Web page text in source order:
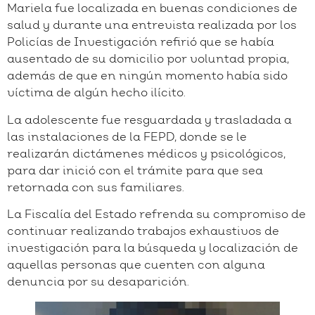
Mariela fue localizada en buenas condiciones de
salud y durante una entrevista realizada por los
Policías de Investigación refirió que se había
ausentado de su domicilio por voluntad propia,
además de que en ningún momento había sido
víctima de algún hecho ilícito.
La adolescente fue resguardada y trasladada a
las instalaciones de la FEPD, donde se le
realizarán dictámenes médicos y psicológicos,
para dar inició con el trámite para que sea
retornada con sus familiares.
La Fiscalía del Estado refrenda su compromiso de
continuar realizando trabajos exhaustivos de
investigación para la búsqueda y localización de
aquellas personas que cuenten con alguna
denuncia por su desaparición.